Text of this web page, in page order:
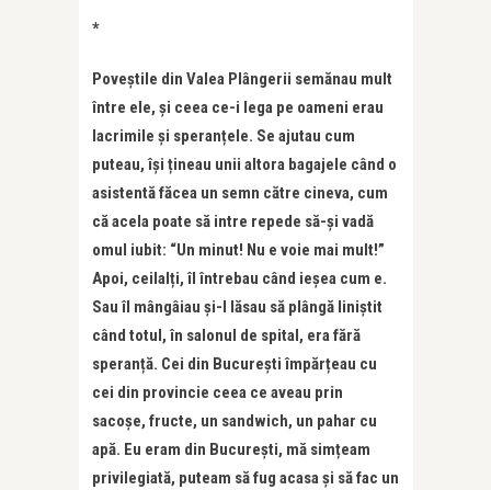
*
Poveștile din Valea Plângerii semănau mult
între ele, și ceea ce-i lega pe oameni erau
lacrimile și speranțele. Se ajutau cum
puteau, își țineau unii altora bagajele când o
asistentă făcea un semn către cineva, cum
că acela poate să intre repede să-și vadă
omul iubit: “Un minut! Nu e voie mai mult!”
Apoi, ceilalți, îl întrebau când ieșea cum e.
Sau îl mângâiau și-l lăsau să plângă liniștit
când totul, în salonul de spital, era fără
speranță. Cei din București împărțeau cu
cei din provincie ceea ce aveau prin
sacoșe, fructe, un sandwich, un pahar cu
apă. Eu eram din București, mă simțeam
privilegiată, puteam să fug acasa și să fac un